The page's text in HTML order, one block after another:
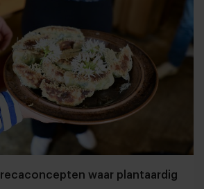
waar plantaardig